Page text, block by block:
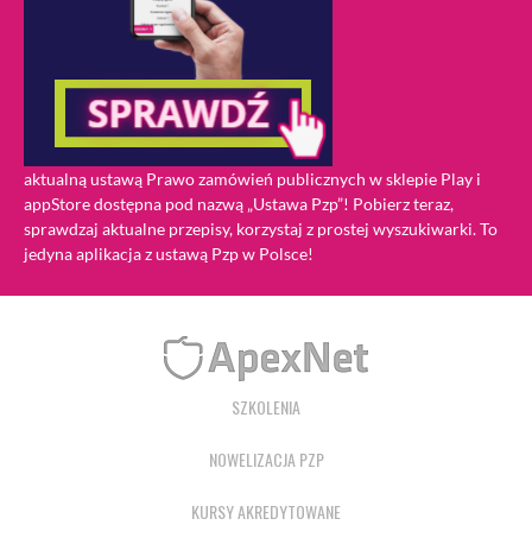
aktualną ustawą Prawo zamówień publicznych w sklepie Play i
appStore dostępna pod nazwą „Ustawa Pzp”! Pobierz teraz,
sprawdzaj aktualne przepisy, korzystaj z prostej wyszukiwarki. To
jedyna aplikacja z ustawą Pzp w Polsce!
SZKOLENIA
NOWELIZACJA PZP
KURSY AKREDYTOWANE